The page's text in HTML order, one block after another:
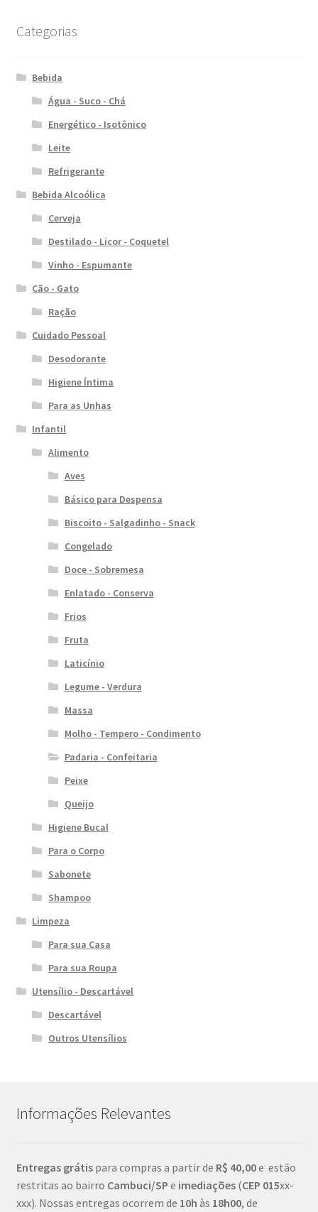
Categorias
Bebida
Água - Suco - Chá
Energético - Isotônico
Leite
Refrigerante
Bebida Alcoólica
Cerveja
Destilado - Licor - Coquetel
Vinho - Espumante
Cão - Gato
Ração
Cuidado Pessoal
Desodorante
Higiene Íntima
Para as Unhas
Infantil
Alimento
Aves
Básico para Despensa
Biscoito - Salgadinho - Snack
Congelado
Doce - Sobremesa
Enlatado - Conserva
Frios
Fruta
Laticínio
Legume - Verdura
Massa
Molho - Tempero - Condimento
Padaria - Confeitaria
Peixe
Queijo
Higiene Bucal
Para o Corpo
Sabonete
Shampoo
Limpeza
Para sua Casa
Para sua Roupa
Utensílio - Descartável
Descartável
Outros Utensílios
Informações Relevantes
Entregas grátis para compras a partir de R$ 40,00e estão
restritas ao bairro Cambuci/SP e imediações(CEP 015xx-
xxx). Nossas entregas ocorrem de 10h às 18h00, de